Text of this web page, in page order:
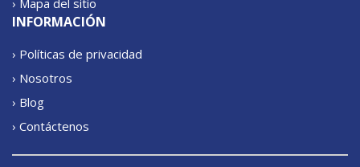
INFORMACIÓN
› Políticas de privacidad
› Nosotros
› Blog
› Contáctenos